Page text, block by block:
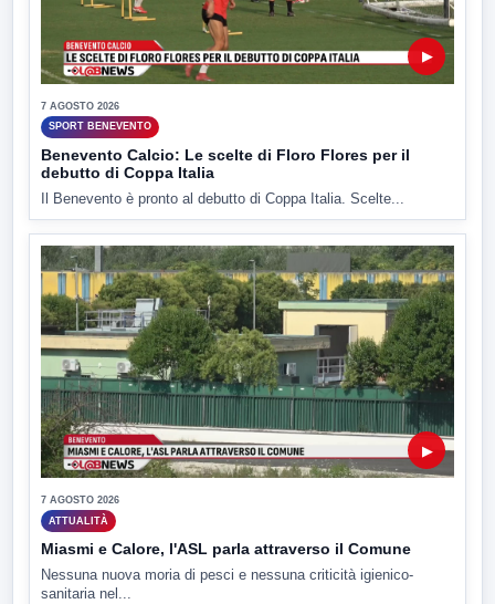
▶
7 AGOSTO 2026
SPORT BENEVENTO
Benevento Calcio: Le scelte di Floro Flores per il
debutto di Coppa Italia
Il Benevento è pronto al debutto di Coppa Italia. Scelte...
▶
7 AGOSTO 2026
ATTUALITÀ
Miasmi e Calore, l'ASL parla attraverso il Comune
Nessuna nuova moria di pesci e nessuna criticità igienico-
sanitaria nel...